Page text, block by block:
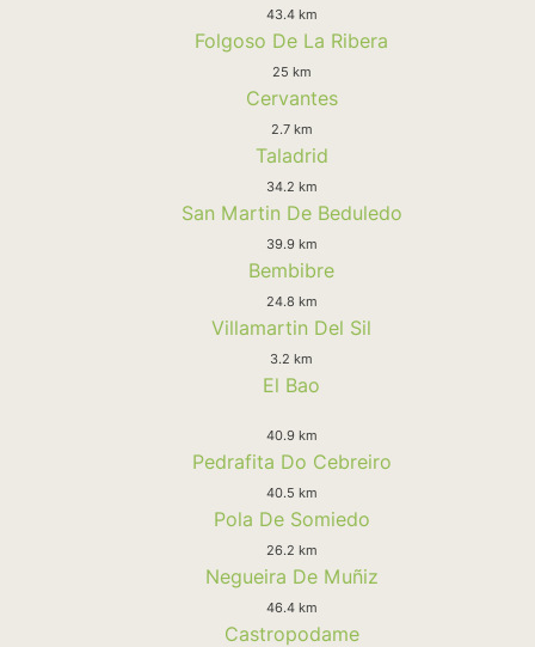
43.4 km
Folgoso De La Ribera
25 km
Cervantes
2.7 km
Taladrid
34.2 km
San Martin De Beduledo
39.9 km
Bembibre
24.8 km
Villamartin Del Sil
3.2 km
El Bao
40.9 km
Pedrafita Do Cebreiro
40.5 km
Pola De Somiedo
26.2 km
Negueira De Muñiz
46.4 km
Castropodame